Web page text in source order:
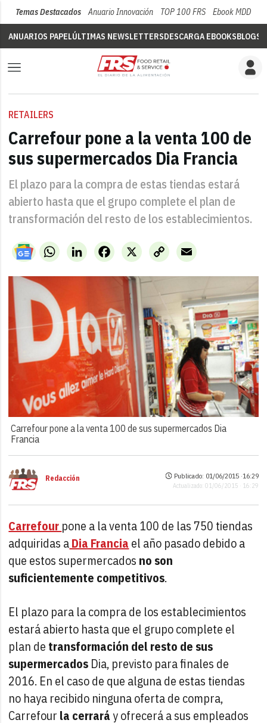
Temas Destacados Anuario Innovación TOP 100 FRS Ebook MDD
ANUARIOS PAPELÚLTIMAS NEWSLETTERSDESCARGA EBOOKSBLOGS
RETAILERS
Carrefour pone a la venta 100 de
sus supermercados Dia Francia
El plazo para la compra de estas tiendas estará
abierto hasta que el grupo complete el plan de
transformación del resto de los establecimientos.
WhatsAppLinkedIn X
Facebook
Copy
Link
Email
Carrefour pone a la venta 100 de sus supermercados Dia
Francia
Redacción Publicado: 01/06/2015 ·16:29
Actualizado: 01/06/2015 · 16:29
Carrefour pone a la venta 100 de las 750 tiendas
adquiridas aDia Francia el año pasado debido a
que estos supermercados no son
suficientemente competitivos.
El plazo para la compra de los establecimientos
estará abierto hasta que el grupo complete el
plan de transformación del resto de sus
supermercados Dia, previsto para finales de
2016. En el caso de que alguna de estas tiendas
no haya recibido ninguna oferta de compra,
Carrefour la cerraráy ofrecerá a sus empleados